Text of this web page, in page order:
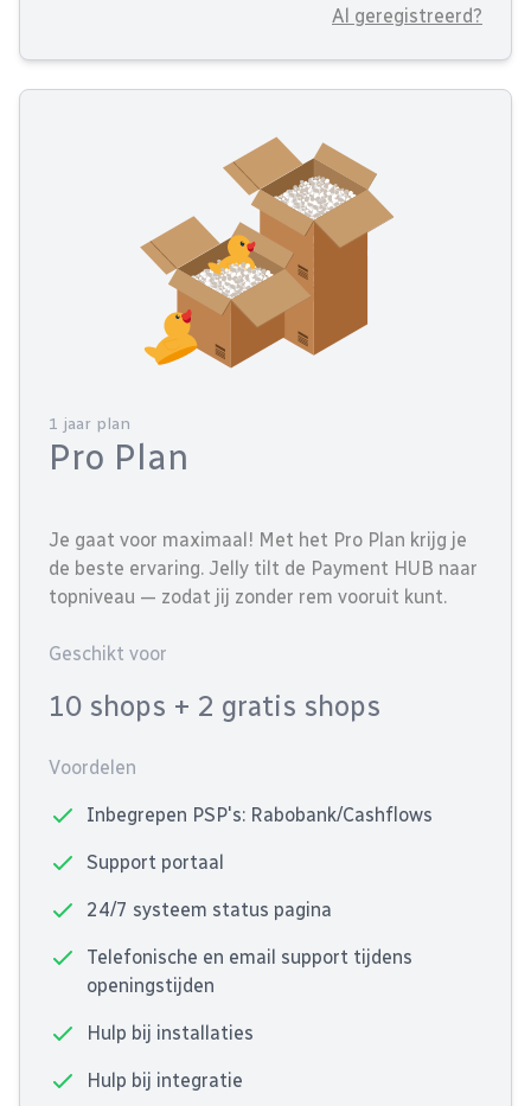
Al geregistreerd?
1 jaar plan
Pro Plan
Je gaat voor maximaal! Met het Pro Plan krijg je
de beste ervaring. Jelly tilt de Payment HUB naar
topniveau — zodat jij zonder rem vooruit kunt.
Geschikt voor
10 shops + 2 gratis shops
Voordelen
Inbegrepen PSP's: Rabobank/Cashflows
Support portaal
24/7 systeem status pagina
Telefonische en email support tijdens
openingstijden
Hulp bij installaties
Hulp bij integratie